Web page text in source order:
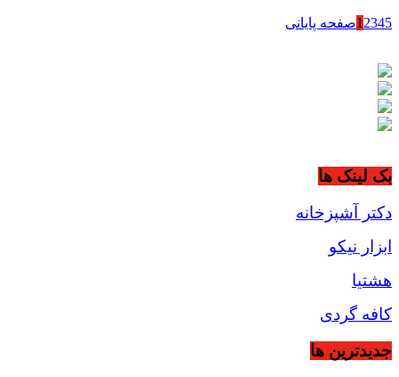
1 2345 صفحه پایانی
بک لینک ها
دکتر آشپزخانه
ابزار نیکو
هشتیا
کافه گردی
جديدترين ها